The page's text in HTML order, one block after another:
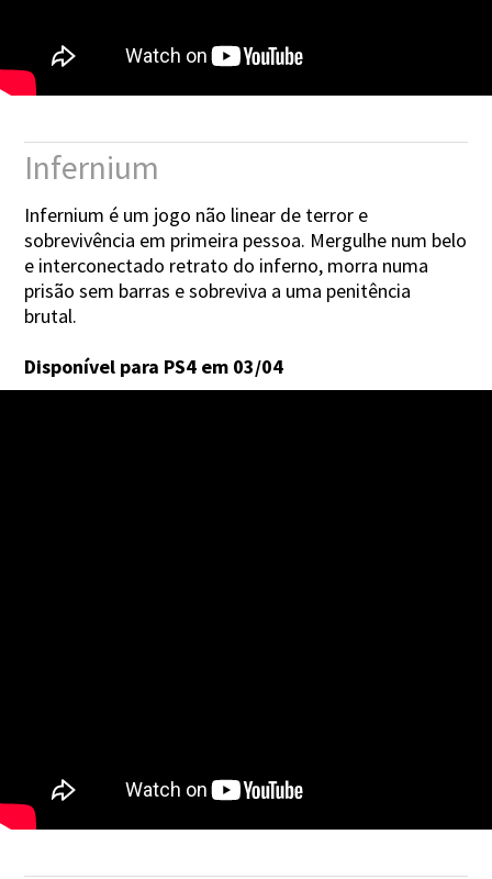
Infernium
Infernium é um jogo não linear de terror e
sobrevivência em primeira pessoa. Mergulhe num belo
e interconectado retrato do inferno, morra numa
prisão sem barras e sobreviva a uma penitência
brutal.
Disponível para PS4 em 03/04